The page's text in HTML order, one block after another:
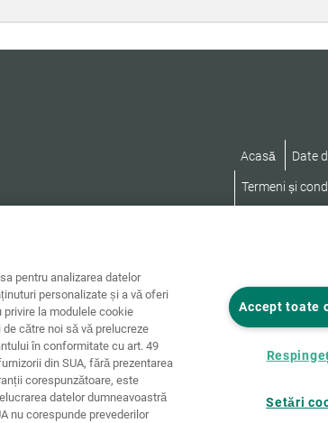
Acasă Date
Termeni și
pentru analizarea datelor
personalizate și a vă oferi
la modulele cookie
către noi să vă prelucreze
în conformitate cu art. 49
din SUA, fără prezentarea
corespunzătoare, este
datelor dumneavoastră
nu corespunde prevederilor
Accept toate
Setări